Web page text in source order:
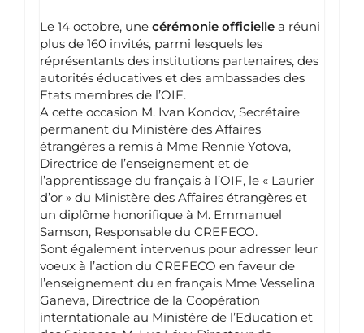
Le 14 octobre, une cérémonie officielle a réuni
plus de 160 invités, parmi lesquels les
réprésentants des institutions partenaires, des
autorités éducatives et des ambassades des
Etats membres de l’OIF.
A cette occasion M. Ivan Kondov, Secrétaire
permanent du Ministère des Affaires
étrangères a remis à Mme Rennie Yotova,
Directrice de l’enseignement et de
l’apprentissage du français à l’OIF, le « Laurier
d’or » du Ministère des Affaires étrangères et
un diplôme honorifique à M. Emmanuel
Samson, Responsable du CREFECO.
Sont également intervenus pour adresser leur
voeux à l’action du CREFECO en faveur de
l’enseignement du en français Mme Vesselina
Ganeva, Directrice de la Coopération
interntationale au Ministère de l’Education et